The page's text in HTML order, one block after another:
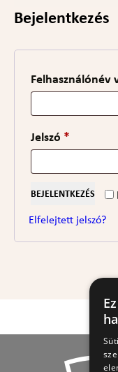
Bejelentkezés
Felhasználónév
Jelszó *
BEJELENTKEZÉS
Elfelejtett jelszó?